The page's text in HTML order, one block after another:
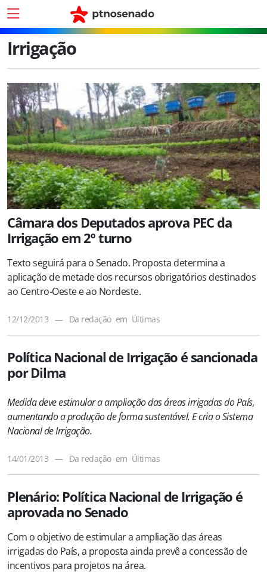
Irrigação
Câmara dos Deputados aprova PEC da
Irrigação em 2º turno
Texto seguirá para o Senado. Proposta determina a
aplicação de metade dos recursos obrigatórios destinados
ao Centro-Oeste e ao Nordeste.
12/12/2013 — Da redação em Últimas
Política Nacional de Irrigação é sancionada
por Dilma
Medida deve estimular a ampliação das áreas irrigadas do País,
aumentando a produção de forma sustentável. E cria o Sistema
Nacional de Irrigação.
14/01/2013 — Da redação em Últimas
Plenário: Política Nacional de Irrigação é
aprovada no Senado
Com o objetivo de estimular a ampliação das áreas
irrigadas do País, a proposta ainda prevê a concessão de
incentivos para projetos na área.